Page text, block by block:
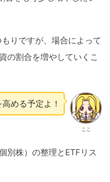
りですが、場合によって
の割合を増やしていくこ
ここ
める予定よ！
別株）の整理とETFリス